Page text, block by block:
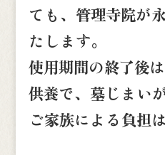
ても、管理寺院が
たします。
使用期間の終了後
供養で、墓じまい
ご家族による負担